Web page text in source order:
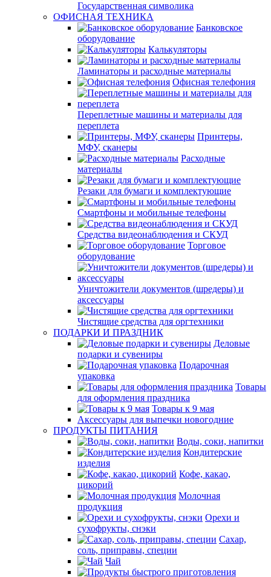
Государственная символика
ОФИСНАЯ ТЕХНИКА
Банковское
оборудование
Калькуляторы
Ламинаторы и расходные материалы
Офисная телефония
Переплетные машины и материалы для
переплета
Принтеры,
МФУ, сканеры
Расходные
материалы
Резаки для бумаги и комплектующие
Смартфоны и мобильные телефоны
Средства видеонаблюдения и СКУД
Торговое
оборудование
Уничтожители документов (шредеры) и
аксессуары
Чистящие средства для оргтехники
ПОДАРКИ И ПРАЗДНИК
Деловые
подарки и сувениры
Подарочная
упаковка
Товары
для оформления праздника
Товары к 9 мая
Аксессуары для выпечки новогодние
ПРОДУКТЫ ПИТАНИЯ
Воды, соки, напитки
Кондитерские
изделия
Кофе, какао,
цикорий
Молочная
продукция
Орехи и
сухофрукты, снэки
Сахар,
соль, приправы, специи
Чай